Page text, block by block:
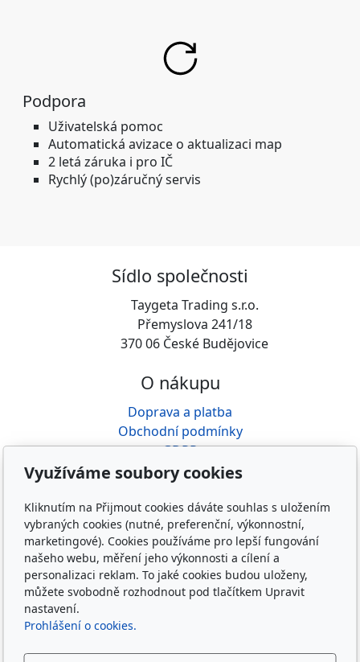
Podpora
Uživatelská pomoc
Automatická avizace o aktualizaci map
2 letá záruka i pro IČ
Rychlý (po)záručný servis
Sídlo společnosti
Taygeta Trading s.r.o.
Přemyslova 241/18
370 06 České Budějovice
O nákupu
Doprava a platba
Obchodní podmínky
GDPR
Reklamace
O nás
Kdo jsme
Kontakty
Rádce řidiče
Využíváme soubory cookies
Kliknutím na Přijmout cookies dáváte souhlas s uložením
vybraných cookies (nutné, preferenční, výkonnostní,
marketingové). Cookies používáme pro lepší fungování
našeho webu, měření jeho výkonnosti a cílení a
personalizaci reklam. To jaké cookies budou uloženy,
můžete svobodně rozhodnout pod tlačítkem Upravit
nastavení.
Prohlášení o cookies.